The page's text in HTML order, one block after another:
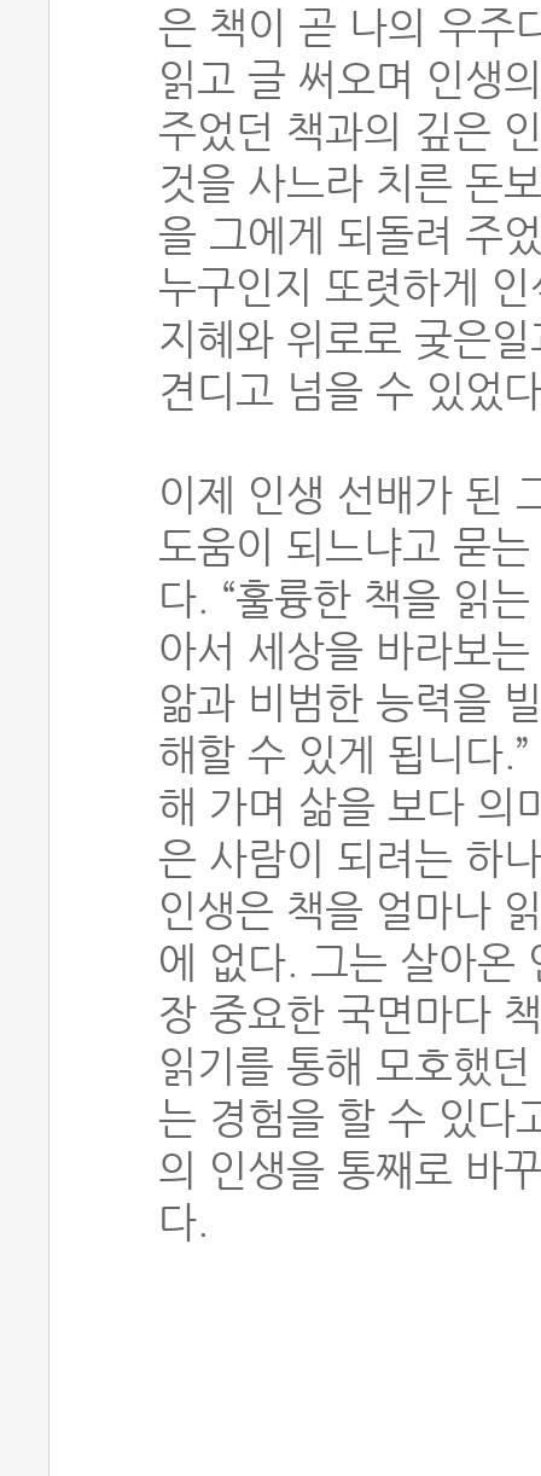
은 책이 곧 나의 우주
읽고 글 써오며 인생
주었던 책과의 깊은
것을 사느라 치른 돈
을 그에게 되돌려 주
누구인지 또렷하게
지혜와 위로로 궂은
견디고 넘을 수 있었
이제 인생 선배가 된
도움이 되느냐고 묻
다. “훌륭한 책을 읽
아서 세상을 바라보
앎과 비범한 능력을
해할 수 있게 됩니다
해 가며 삶을 보다 의
은 사람이 되려는 하
인생은 책을 얼마나
에 없다. 그는 살아온
장 중요한 국면마다
읽기를 통해 모호했
는 경험을 할 수 있다
의 인생을 통째로 바
다.